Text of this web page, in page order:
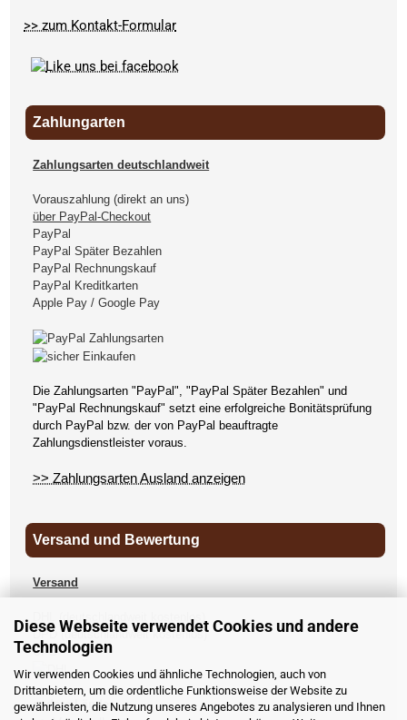
Diese Webseite verwendet Cookies und andere
Technologien
Wir verwenden Cookies und ähnliche Technologien, auch von
Drittanbietern, um die ordentliche Funktionsweise der Website zu
gewährleisten, die Nutzung unseres Angebotes zu analysieren und Ihnen
>> zum Kontakt-Formular
Zahlungarten
Zahlungsarten deutschlandweit
Vorauszahlung (direkt an uns)
über PayPal-Checkout
PayPal
PayPal Später Bezahlen
PayPal Rechnungskauf
PayPal Kreditkarten
Apple Pay / Google Pay
Die Zahlungsarten "PayPal", "PayPal Später Bezahlen" und
"PayPal Rechnungskauf" setzt eine erfolgreiche Bonitätsprüfung
durch PayPal bzw. der von PayPal beauftragte
Zahlungsdienstleister voraus.
>> Zahlungsarten Ausland anzeigen
Versand und Bewertung
Versand
DHL (deutschlandweit kostenlos)
DPD (deutschlandweit kostenlos)
UPS
andere Länder